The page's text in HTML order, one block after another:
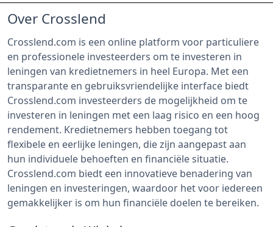
Over Crosslend
Crosslend.com is een online platform voor particuliere
en professionele investeerders om te investeren in
leningen van kredietnemers in heel Europa. Met een
transparante en gebruiksvriendelijke interface biedt
Crosslend.com investeerders de mogelijkheid om te
investeren in leningen met een laag risico en een hoog
rendement. Kredietnemers hebben toegang tot
flexibele en eerlijke leningen, die zijn aangepast aan
hun individuele behoeften en financiële situatie.
Crosslend.com biedt een innovatieve benadering van
leningen en investeringen, waardoor het voor iedereen
gemakkelijker is om hun financiële doelen te bereiken.